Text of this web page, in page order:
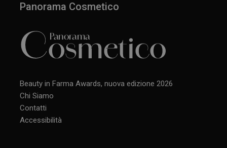
Panorama Cosmetico
Beauty in Farma Awards, nuova edizione 2026
Chi Siamo
Contatti
Accessibilità